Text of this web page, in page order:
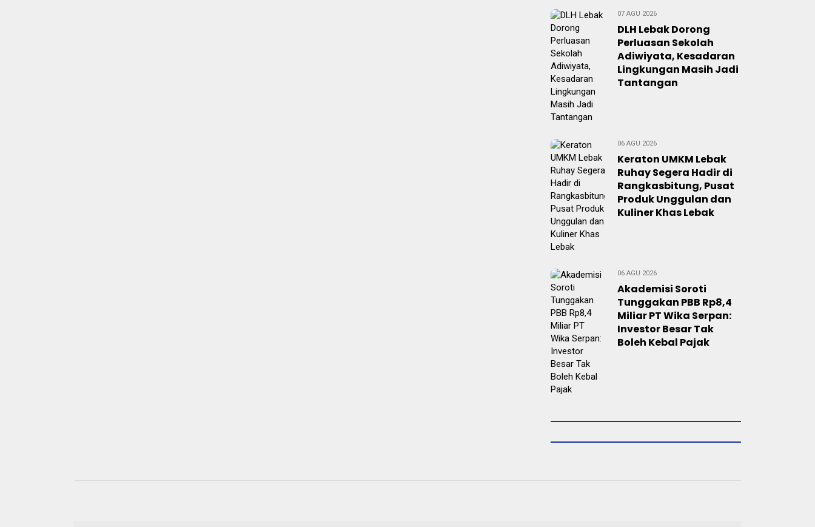
07 AGU 2026
DLH Lebak Dorong
Perluasan Sekolah
Adiwiyata, Kesadaran
Lingkungan Masih Jadi
Tantangan
06 AGU 2026
Keraton UMKM Lebak
Ruhay Segera Hadir di
Rangkasbitung, Pusat
Produk Unggulan dan
Kuliner Khas Lebak
06 AGU 2026
Akademisi Soroti
Tunggakan PBB Rp8,4
Miliar PT Wika Serpan:
Investor Besar Tak
Boleh Kebal Pajak